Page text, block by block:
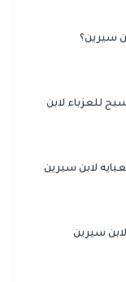
سيرين؟
للعزباء لابن
لابن سيرين
سيرين